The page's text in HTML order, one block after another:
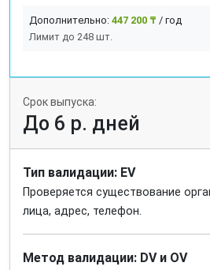
Дополнительно: 447 200 ₸ / год
Лимит до 248 шт.
Срок выпуска:
До 6 р. дней
Тип валидации: EV
Проверяется существование
лица, адрес, телефон.
Метод валидации: DV и OV